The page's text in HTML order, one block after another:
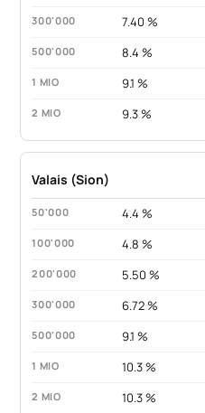
7.40 %
8.4 %
9.1 %
9.3 %
Valais (Sion)
4.4 %
4.8 %
5.50 %
6.72 %
9.1 %
10.3 %
10.3 %